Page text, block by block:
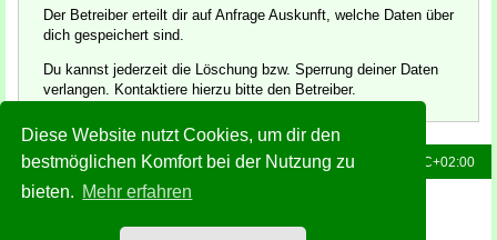
Diese Website nutzt Cookies, um dir den
bestmöglichen Komfort bei der Nutzung zu
bieten. Mehr erfahren
Der Betreiber erteilt dir auf Anfrage Auskunft, welche Daten über
dich gespeichert sind.
Du kannst jederzeit die Löschung bzw. Sperrung deiner Daten
verlangen. Kontaktiere hierzu bitte den Betreiber.
Foren-Übersicht Alle Zeiten sind UTC+02:00
Powered byphpBB® Forum Software © phpBB Limited